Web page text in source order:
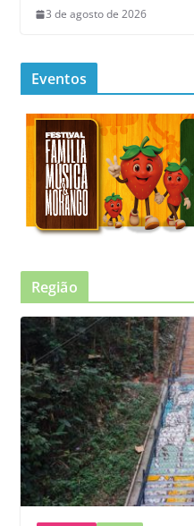
3 de agosto de 2026
Eventos
Região